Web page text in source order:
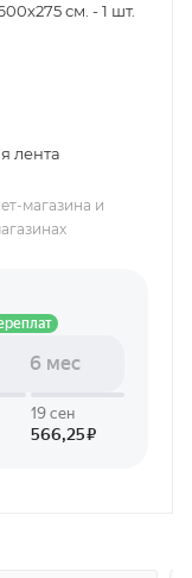
см. - 1 шт.
лента
магазина и